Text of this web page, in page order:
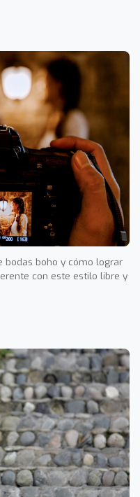
bodas boho y cómo lograr
con este estilo libre y